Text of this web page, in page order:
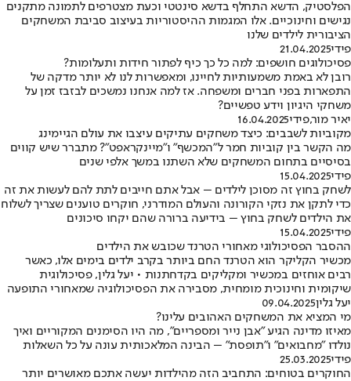
הפלסטיק, הדשא התחלף בדשא סינטטי וכעת מצטרפים לתמונה מתקנים
נגישים וחינוכיים. אלו המגמות ההיסטוריות בעיצוב סביבת המשחקים
הציבורית לילדים שלנו
פידי21.04.2025
פסיכולוגים חושפים: למה כל כך כיף לפתור חידות ותעלומות?
רובן לא באמת משמעותיות לחיינו, ומאפשרות לנו לא יותר מדקה של
התפארות בפני חברים ומשפחה. אז למה אנחנו נמשכים לבזבז זמן על
משחקי היגיון וידע טפשיים?
יאיר מור,פידי16.04.2025
מקוביות לשבבים: כיצד משחקים עתיקים עיצבו את עולם הגיימינג
מה הקשר בין קוביות חמר ל"המכשף" ו"מיינקראפט"? מתברר שיש קווים
בסיסיים בתחום המשחקים שלא השתנו במשך אלפי שנים
פידי15.04.2025
לשחק בחוץ זה מסוכן לילדים – אבל אתם חייבים לתת להם לעשות את זה
כדי לתקן את נזקי הקורונה והעולם המודרני, חוקרים טוענים שצריך לשלוח
את הילדים לשחק בחוץ – בידיעה ברורה שהם יקחו סיכונים
פידי15.04.2025
ההסבר הפסיכולוגי מאחורי הטרנד שכובש את הילדים
מכשיר הקליקר הוא הטרנד החם ביותר בקרב ילדים בימים אלו, כאשר
רבים אוחזים במכשיר ומקליקים בקדחתנות • יעל גלין, פסיכולוגית
שיקומית וחינוכית מומחית, מסבירה את הפסיכולוגיה שמאחורי התופעה
יעל גלין09.04.2025
מי המציא את המשחקים האהובים עלינו?
מאיזו מדינה הגיע "אבן נייר ומספריים", מה היו הסימנים המקוריים ואיך
נולדו "מחבואים" ו"תופסת" – הבינה המלאכותית עונה על כל השאלות
פידי25.03.2025
החוקרים בטוחים: התחביב הזה מהילדות יעשה אתכם מאושרים יותר